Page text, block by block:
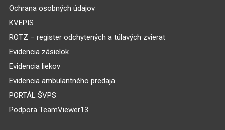
Ochrana osobných údajov
KVEPIS
ROTZ – register odchytených a túlavých zvierat
Evidencia zásielok
Evidencia liekov
Evidencia ambulantného predaja
PORTÁL ŠVPS
Podpora TeamViewer13